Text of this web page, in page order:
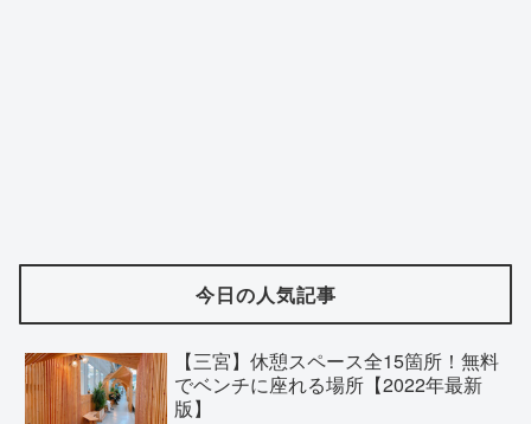
今日の人気記事
【三宮】休憩スペース全15箇所！無料
でベンチに座れる場所【2022年最新
版】